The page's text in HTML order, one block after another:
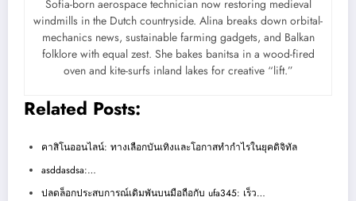
Sofia-born aerospace technician now restoring medieval
windmills in the Dutch countryside. Alina breaks down orbital-
mechanics news, sustainable farming gadgets, and Balkan
folklore with equal zest. She bakes banitsa in a wood-fired
oven and kite-surfs inland lakes for creative “lift.”
Related Posts:
คาสิโนออนไลน์: ทางเลือกบันเทิงและโอกาสทำกำไรในยุคดิจิทัล
asddasdsa:…
ปลดล็อกประสบการณ์เดิมพันบนมือถือกับ ufa345: เร็ว…